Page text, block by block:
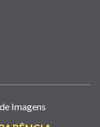
Imagens